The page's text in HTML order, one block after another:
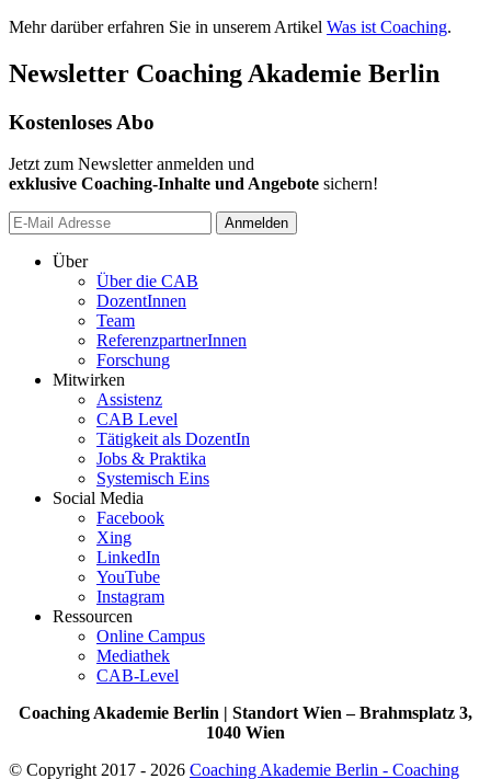
Mehr darüber erfahren Sie in unserem Artikel Was ist Coaching.
Newsletter Coaching Akademie Berlin
Kostenloses Abo
Jetzt zum Newsletter anmelden und
exklusive Coaching-Inhalte und Angebote sichern!
Anmelden
Über
Über die CAB
DozentInnen
Team
ReferenzpartnerInnen
Forschung
Mitwirken
Assistenz
CAB Level
Tätigkeit als DozentIn
Jobs & Praktika
Systemisch Eins
Social Media
Facebook
Xing
LinkedIn
YouTube
Instagram
Ressourcen
Online Campus
Mediathek
CAB-Level
Coaching Akademie Berlin | Standort Wien – Brahmsplatz 3,
1040 Wien
© Copyright 2017 - 2026 Coaching Akademie Berlin - Coaching